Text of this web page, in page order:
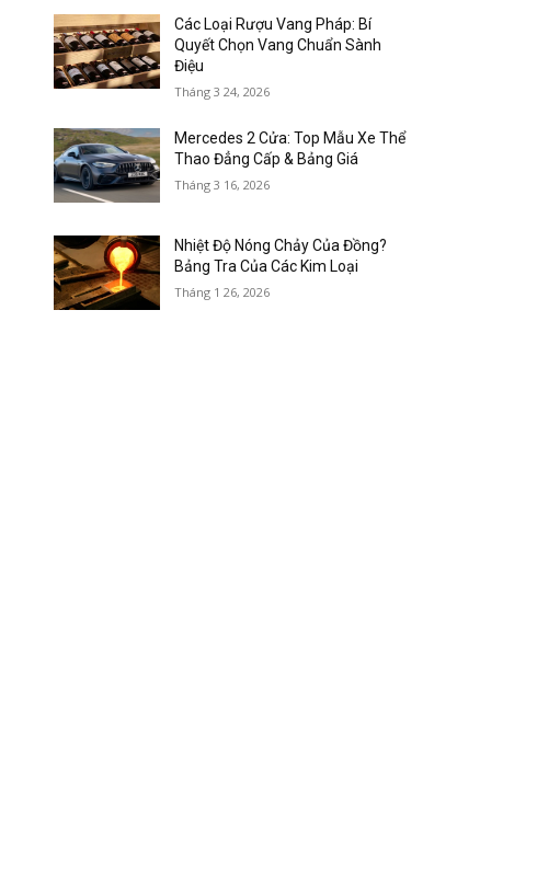
Các Loại Rượu Vang Pháp: Bí
Quyết Chọn Vang Chuẩn Sành
Điệu
Tháng 3 24, 2026
Mercedes 2 Cửa: Top Mẫu Xe Thể
Thao Đẳng Cấp & Bảng Giá
Tháng 3 16, 2026
Nhiệt Độ Nóng Chảy Của Đồng?
Bảng Tra Của Các Kim Loại
Tháng 1 26, 2026